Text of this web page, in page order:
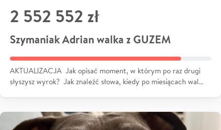
2 552 552 zł
Szymaniak Adrian walka z GUZEM
AKTUALIZACJA Jak opisać moment, w którym po raz drugi
słyszysz wyrok? Jak znaleźć słowa, kiedy po miesiącach wal…